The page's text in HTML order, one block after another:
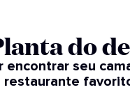
do
encontrar seu
restaurante